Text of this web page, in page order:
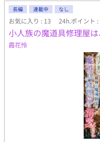
た家族を捨て、新たな家
す。ご容赦くださいませ💦
す。ざまぁは軽め。 ひたす
っ閉じを！ 感想などコメン
ベが上がります♡
長編 連載中 なし
お気に入り : 13 24h.ポイント :
小人族の魔道具修理屋
霞花怜